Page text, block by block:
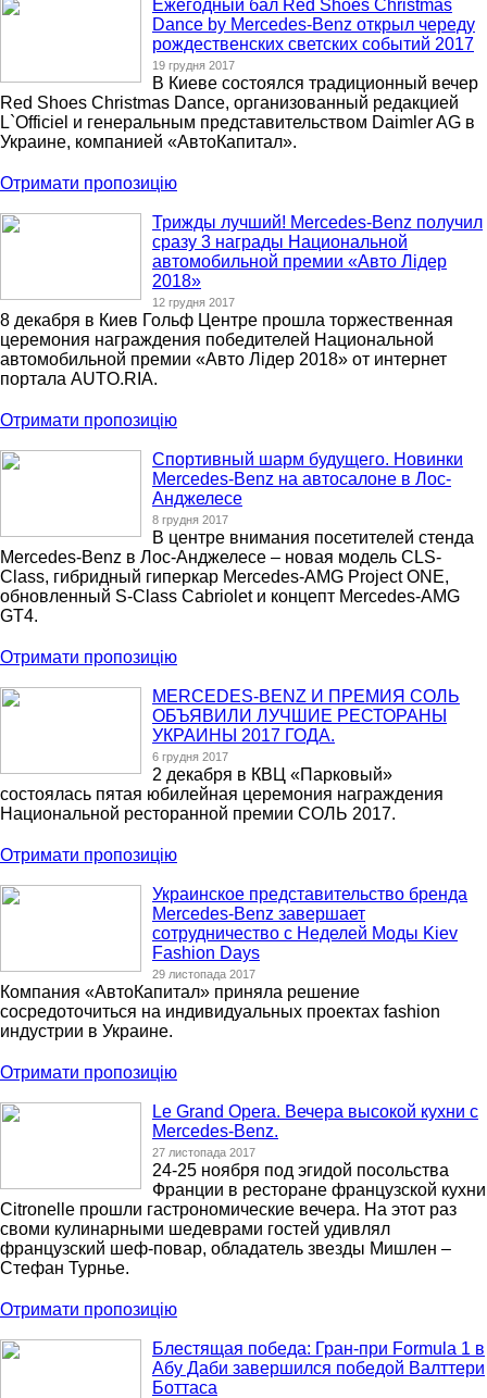
Ежегодный бал Red Shoes Christmas
Dance by Mercedes-Benz открыл череду
рождественских светских событий 2017
19 грудня 2017
В Киеве состоялся традиционный вечер
Red Shoes Christmas Dance, организованный редакцией
L`Officiel и генеральным представительством Daimler AG в
Украине, компанией «АвтоКапитал».
Отримати пропозицію
Трижды лучший! Mercedes-Benz получил
сразу 3 награды Национальной
автомобильной премии «Авто Лідер
2018»
12 грудня 2017
8 декабря в Киев Гольф Центре прошла торжественная
церемония награждения победителей Национальной
автомобильной премии «Авто Лідер 2018» от интернет
портала AUTO.RIA.
Отримати пропозицію
Спортивный шарм будущего. Новинки
Mercedes-Benz на автосалоне в Лос-
Анджелесе
8 грудня 2017
В центре внимания посетителей стенда
Mercedes-Benz в Лос-Анджелесе – новая модель CLS-
Class, гибридный гиперкар Mercedes-AMG Project ONE,
обновленный S-Class Cabriolet и концепт Mercedes-AMG
GT4.
Отримати пропозицію
MERCEDES-BENZ И ПРЕМИЯ СОЛЬ
ОБЪЯВИЛИ ЛУЧШИЕ РЕСТОРАНЫ
УКРАИНЫ 2017 ГОДА.
6 грудня 2017
2 декабря в КВЦ «Парковый»
состоялась пятая юбилейная церемония награждения
Национальной ресторанной премии СОЛЬ 2017.
Отримати пропозицію
Украинское представительство бренда
Mercedes-Benz завершает
сотрудничество с Неделей Моды Kiev
Fashion Days
29 листопада 2017
Компания «АвтоКапитал» приняла решение
сосредоточиться на индивидуальных проектах fashion
индустрии в Украине.
Отримати пропозицію
Le Grand Opera. Вечера высокой кухни с
Mercedes-Benz.
27 листопада 2017
24-25 ноября под эгидой посольства
Франции в ресторане французской кухни
Citronelle прошли гастрономические вечера. На этот раз
своми кулинарными шедеврами гостей удивлял
французский шеф-повар, обладатель звезды Мишлен –
Стефан Турнье.
Отримати пропозицію
Блестящая победа: Гран-при Formula 1 в
Абу Даби завершился победой Валттери
Боттаса